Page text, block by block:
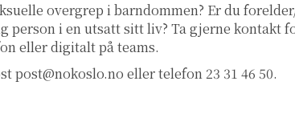
overgrep i barndommen? Er du
person i en utsatt sitt liv? Ta gjerne kontakt
eller digitalt på teams.
post@nokoslo.no eller telefon 23 31 46 50.